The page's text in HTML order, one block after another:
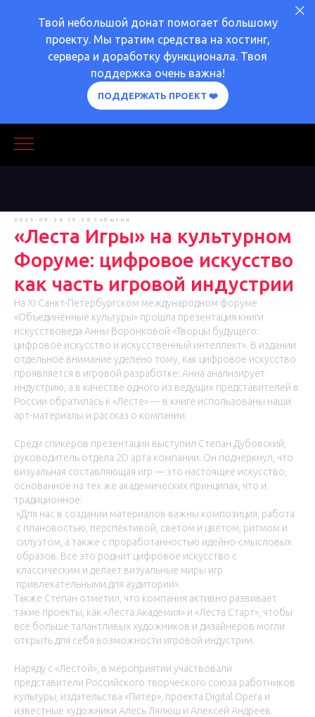
Твой небольшой донат помогает большому
проекту. Мы тратим средства на хостинг,
сервера и доработку функционала. Твоя
поддержка очень важна!
ПОДДЕРЖАТЬ ПРОЕКТ ❤️
2025-09-24 10:58 События
«Леста Игры» на культурном
Форуме: цифровое искусство
как часть игровой индустрии
На XI Санкт-Петербургском международном форуме
«Объединённые культуры» прошла презентация книги
искусствоведа Анны Воронковой «Творцы будущего:
цифровое искусство и искусственный интеллект». В издании
отдельное внимание уделено тому, как цифровое искусство
проявляется в игровой разработке: Анна анализирует
индустрию, а в качестве одного из ведущих представителей в
России обратилась к «Лесте» — в книге использованы наши
арт-материалы и рассказ о компании.
Среди спикеров презентации выступил Степан Дубовский,
руководитель отдела 2D арта компании. Он подчеркнул, что
визуальная составляющая игр — это настоящее искусство,
основанное на тех же академических принципах, что и
традиционное:
«Для нас в создании материалов важны композиция, работа
с плановостью, перспективой, светом и цветом, ритмом и
силуэтом, а также с проработанностью идейно-смысловых
образов. Всё это роднит цифровое искусство с
классическим и делает визуальные миры игр
привлекательными для аудитории».
Также Степан отметил, что компания активно развивает
такие проекты, как «Леста Академия» и «Леста Старт», чтобы
всё больше талантливых художников и дизайнеров могли
открыть для себя возможности игровой индустрии.
Наряду с «Лестой», в мероприятии участвовали
представители Российского творческого союза работников
культуры, издательства «Питер», проекта Digital Opera и
известные художники Алесь Лялюш и Алексей Андреев.